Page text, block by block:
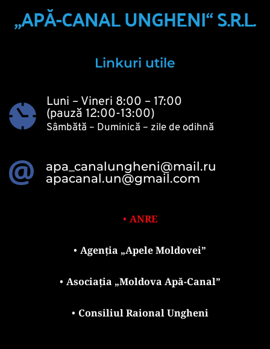
„APĂ-CANAL UNGHENI“ S.R.L.
Linkuri utile
Luni – Vineri 8:00 – 17:00
(pauză 12:00-13:00)
Sâmbătă – Duminică – zile de odihnă
apa_canalungheni@mail.ru
apacanal.un@gmail.com
ANRE
Agenția „Apele Moldovei”
Asociația „Moldova Apă-Canal”
Consiliul Raional Ungheni